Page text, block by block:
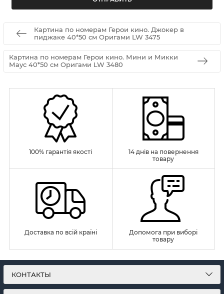
Картина по номерам Герои кино. Джокер в
пиджаке 40*50 см Оригами LW 3475
Картина по номерам Герои кино. Мини и Микки
Маус 40*50 см Оригами LW 3480
100% гарантія якості
14 днів на повернення
товару
Доставка по всій країні
Допомога при виборі
товару
КОНТАКТЫ